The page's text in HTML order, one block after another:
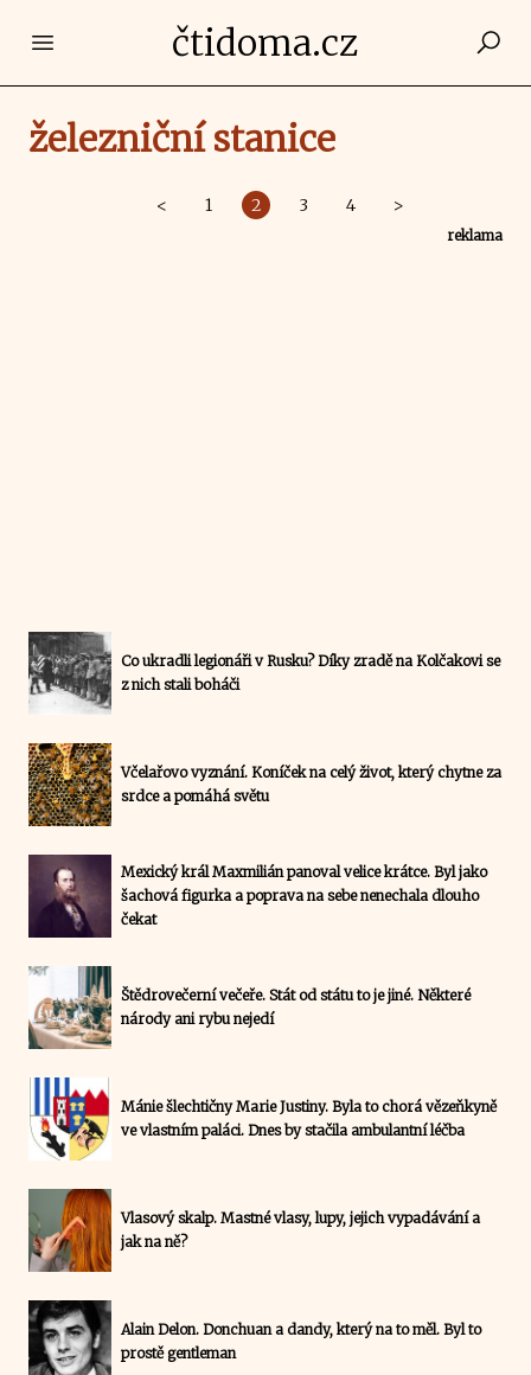
Open main menučtidoma.cz
železniční stanice
< 1 2 3 4 >
reklama
Co ukradli legionáři v Rusku? Díky zradě na Kolčakovi se
z nich stali boháči
Včelařovo vyznání. Koníček na celý život, který chytne za
srdce a pomáhá světu
Mexický král Maxmilián panoval velice krátce. Byl jako
šachová figurka a poprava na sebe nenechala dlouho
čekat
Štědrovečerní večeře. Stát od státu to je jiné. Některé
národy ani rybu nejedí
Mánie šlechtičny Marie Justiny. Byla to chorá vězeňkyně
ve vlastním paláci. Dnes by stačila ambulantní léčba
Vlasový skalp. Mastné vlasy, lupy, jejich vypadávání a
jak na ně?
Alain Delon. Donchuan a dandy, který na to měl. Byl to
prostě gentleman